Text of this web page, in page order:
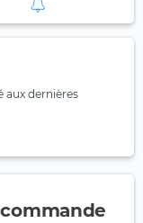
aux dernières